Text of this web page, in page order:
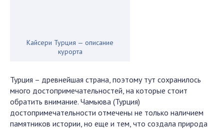
Кайсери Турция — описание
курорта
Турция – древнейшая страна, поэтому тут сохранилось
много достопримечательностей, на которые стоит
обратить внимание. Чамьюва (Турция)
достопримечательности отмечены не только наличием
памятников истории, но еще и тем, что создала природа